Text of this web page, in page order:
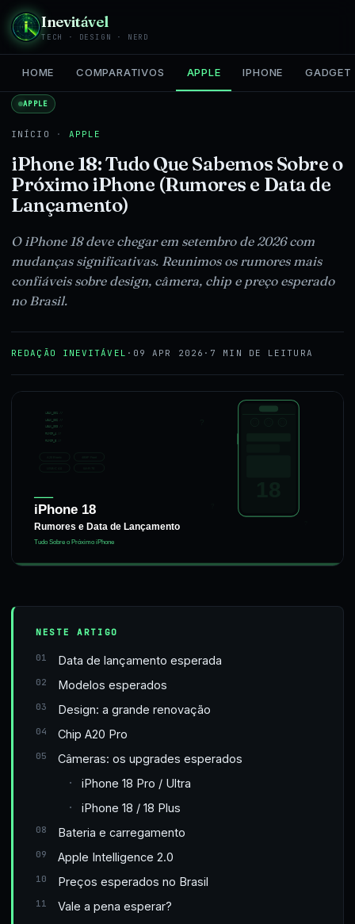
Inevitável
TECH · DESIGN · NERD
HOME COMPARATIVOS APPLE IPHONE GADGET
APPLE
INÍCIO · APPLE
iPhone 18: Tudo Que Sabemos Sobre o
Próximo iPhone (Rumores e Data de
Lançamento)
O iPhone 18 deve chegar em setembro de 2026 com
mudanças significativas. Reunimos os rumores mais
confiáveis sobre design, câmera, chip e preço esperado
no Brasil.
REDAÇÃO INEVITÁVEL · 09 APR 2026 · 7 MIN DE LEITURA
NESTE ARTIGO
Data de lançamento esperada
Modelos esperados
Design: a grande renovação
Chip A20 Pro
Câmeras: os upgrades esperados
iPhone 18 Pro / Ultra
iPhone 18 / 18 Plus
Bateria e carregamento
Apple Intelligence 2.0
Preços esperados no Brasil
Vale a pena esperar?